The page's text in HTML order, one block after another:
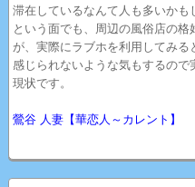
滞在しているなんて人も多いか
という面でも、周辺の風俗店の
が、実際にラブホを利用してみる
感じられないような気もするの
現状です。
鶯谷 人妻【華恋人～カレント】